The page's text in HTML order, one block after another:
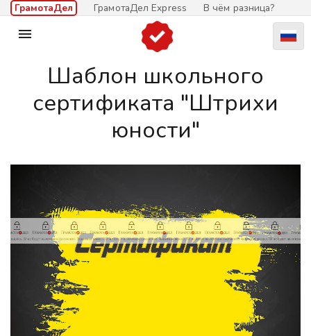
ГрамотаДел ГрамотаДел Express В чём разница?

Шаблон школьного
сертификата "Штрихи
юности"